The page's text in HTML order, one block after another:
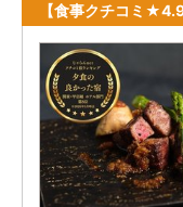
【食事クチコミ